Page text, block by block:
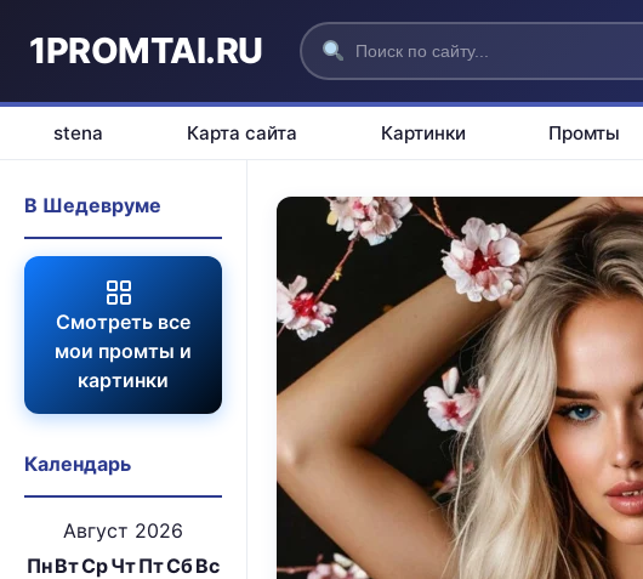
1PROMTAI.RU
stena Карта сайта Картинки Промты
В Шедевруме
Смотреть все
мои промты и
картинки
Календарь
Август 2026
ПнВтСрЧтПтСбВс